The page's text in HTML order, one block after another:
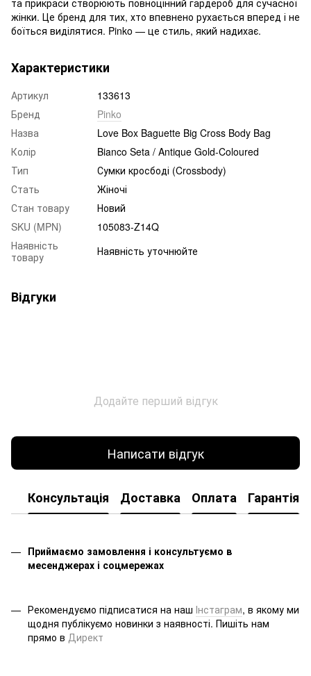
та прикраси створюють повноцінний гардероб для сучасної
жінки. Це бренд для тих, хто впевнено рухається вперед і не
боїться виділятися. Pinko — це стиль, який надихає.
Характеристики
Артикул
133613
Бренд
Pinko
Назва
Love Box Baguette Big Cross Body Bag
Колір
Bianco Seta / Antique Gold-Coloured
Тип
Сумки кросбоді (Crossbody)
Стать
Жіночі
Стан товару
Новий
SKU (MPN)
105083-Z14Q
Наявність
товару
Наявність уточнюйте
Відгуки
Додайте перший відгук
Написати відгук
Консультація Доставка Оплата Гарантія
Приймаємо замовлення і консультуємо в
месенджерах і соцмережах
Рекомендуємо підписатися на наш Інстаграм, в якому ми
щодня публікуємо новинки з наявності. Пишіть нам
прямо в Директ